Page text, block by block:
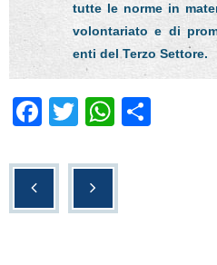
tutte le norme in
volontariato e di
enti del Terzo Settore.
F
c
T
tt
er
W
at